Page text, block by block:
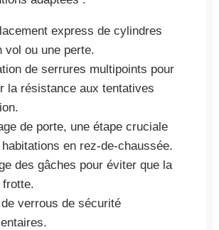
express de cylindres
vol ou une perte.
de serrures multipoints pour
la résistance aux tentatives
de porte, une étape cruciale
en rez-de-chaussée.
des gâches pour éviter que la
frotte.
verrous de sécurité